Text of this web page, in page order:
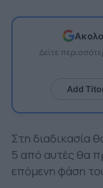
Δείτε
Add
Στη διαδικασία
5 από αυτές θα
επόμενη φάση